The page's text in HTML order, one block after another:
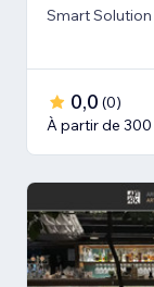
Smart
0,0 (0)
À partir de 300